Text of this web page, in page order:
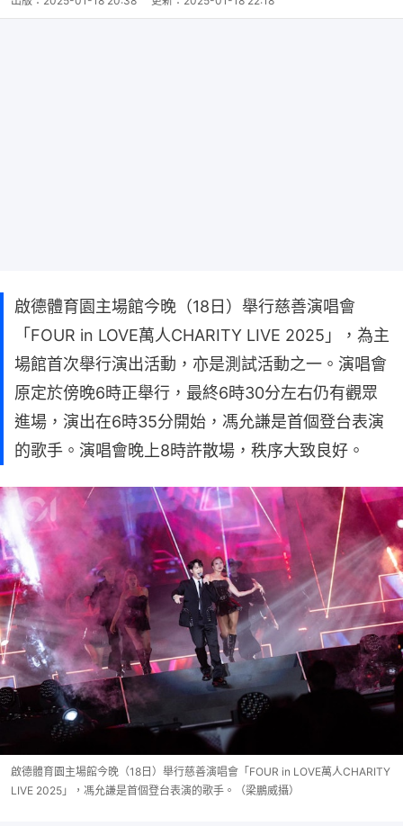
啟德體育園主場館今晚（18日）舉行慈善演唱會
「FOUR in LOVE萬人CHARITY LIVE 2025」，為主
場館首次舉行演出活動，亦是測試活動之一。演唱會
原定於傍晚6時正舉行，最終6時30分左右仍有觀眾
進場，演出在6時35分開始，馮允謙是首個登台表演
的歌手。演唱會晚上8時許散場，秩序大致良好。
啟德體育園主場館今晚（18日）舉行慈善演唱會「FOUR in LOVE萬人CHARITY
LIVE 2025」，馮允謙是首個登台表演的歌手。（梁鵬威攝）